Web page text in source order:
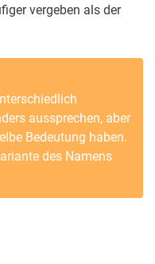
vergeben als der
aussprechen, aber
Bedeutung haben.
des Namens